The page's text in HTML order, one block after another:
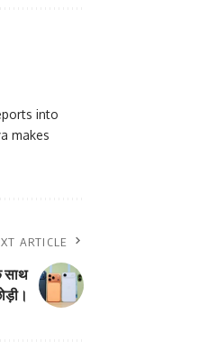
into
makes
ARTICLE
साथ